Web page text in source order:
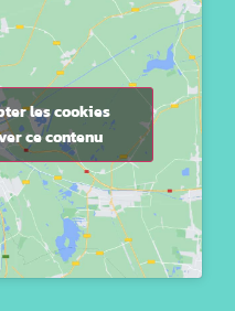
les cookies
ce contenu